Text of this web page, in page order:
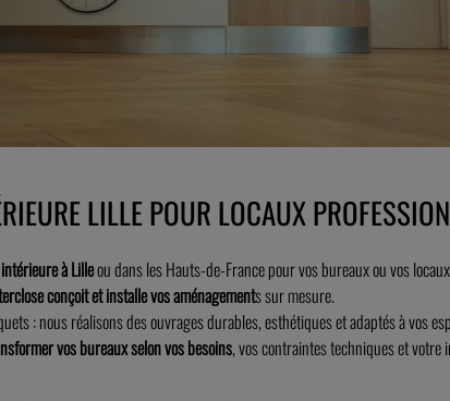
LILLE POUR LOCAUX
à Lilleou dans les Hauts-de-France pour vos bureaux ou vos
conçoit et installe vos aménagements sur mesure.
: nous réalisons des ouvrages durables, esthétiques et adaptés à vos
vos bureaux selon vos besoins, vos contraintes techniques et votre